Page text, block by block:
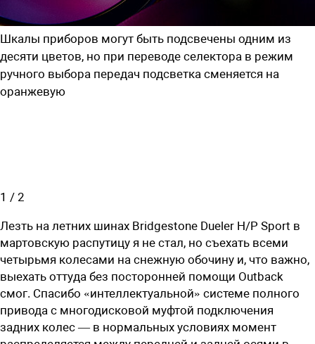
Шкалы приборов могут быть подсвечены одним из
десяти цветов, но при переводе селектора в режим
ручного выбора передач подсветка сменяется на
оранжевую
1 / 2
Лезть на летних шинах Bridgestone Dueler H/P Sport в
мартовскую распутицу я не стал, но съехать всеми
четырьмя колесами на снежную обочину и, что важно,
выехать оттуда без посторонней помощи Outback
смог. Спасибо «интеллектуальной» системе полного
привода с многодисковой муфтой подключения
задних колес — в нормальных условиях момент